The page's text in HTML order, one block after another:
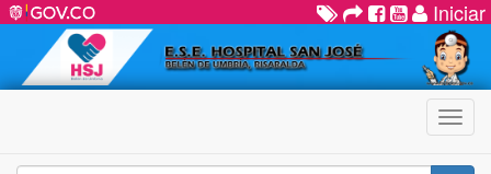
Iniciar
Menú